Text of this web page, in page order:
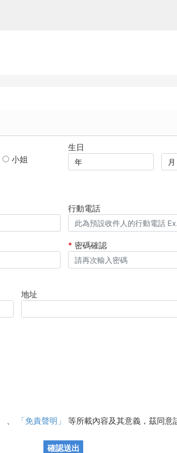
小姐
生日
行動電話
* 密碼確認
地址
、 「免責聲明」
等所載內容及其意義，茲同意
確認送出